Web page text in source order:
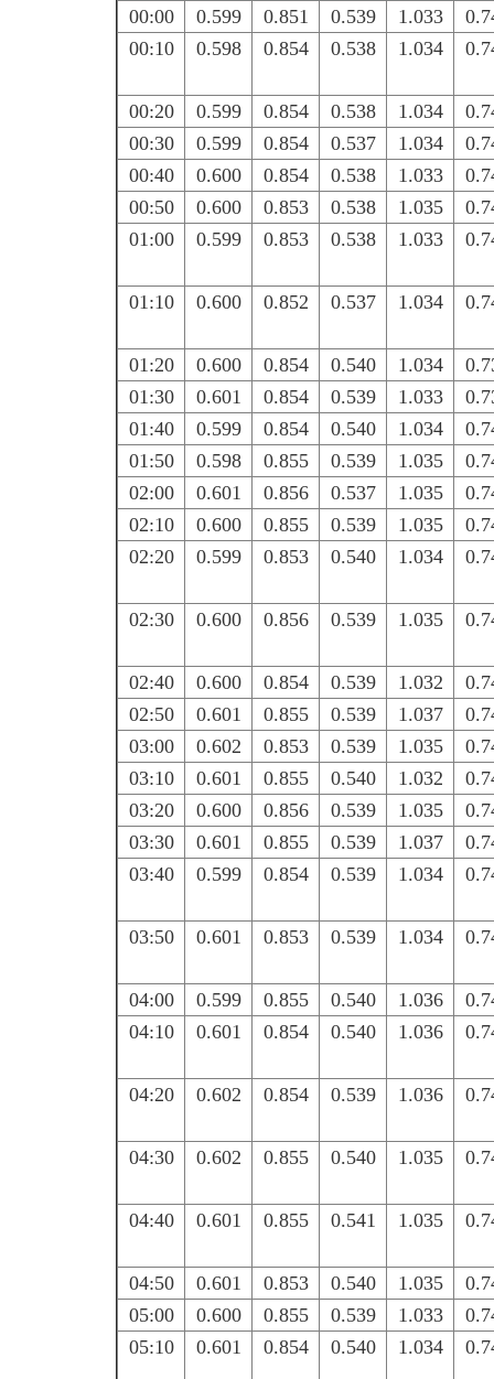
00:00 0.599 0.851 0.539 1.033
00:10
0.598 0.854 0.538 1.034
00:20 0.599 0.854 0.538 1.034
00:30
0.599 0.854 0.537 1.034
00:40
0.600 0.854 0.538 1.033
00:50
0.600 0.853 0.538 1.035
01:00
0.599 0.853 0.538 1.033
01:10 0.600 0.852 0.537 1.034
01:20 0.600 0.854 0.540 1.034
01:30
0.601 0.854 0.539 1.033
01:40
0.599 0.854 0.540 1.034
01:50
0.598 0.855 0.539 1.035
02:00
0.601 0.856 0.537 1.035
02:10
0.600 0.855 0.539 1.035
02:20
0.599 0.853 0.540 1.034
02:30 0.600 0.856 0.539 1.035
02:40 0.600 0.854 0.539 1.032
02:50
0.601 0.855 0.539 1.037
03:00
0.602 0.853 0.539 1.035
03:10
0.601 0.855 0.540 1.032
03:20
0.600 0.856 0.539 1.035
03:30
0.601 0.855 0.539 1.037
03:40
0.599 0.854 0.539 1.034
03:50 0.601 0.853 0.539 1.034
04:00 0.599 0.855 0.540 1.036
04:10
0.601 0.854 0.540 1.036
04:20 0.602 0.854 0.539 1.036
04:30 0.602 0.855 0.540 1.035
04:40 0.601 0.855 0.541 1.035
04:50 0.601 0.853 0.540 1.035
05:00
0.600 0.855 0.539 1.033
05:10
0.601 0.854 0.540 1.034